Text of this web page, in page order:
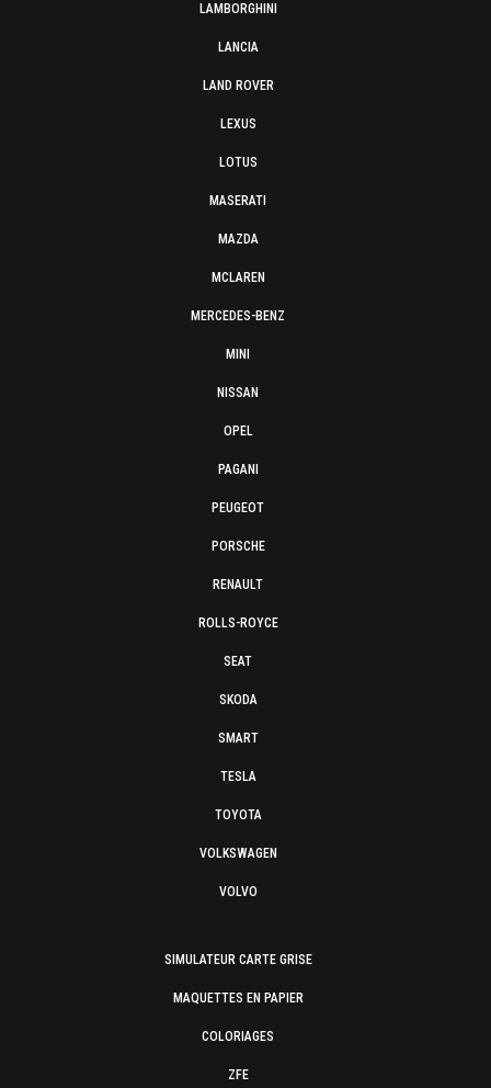
LAMBORGHINI
LANCIA
LAND ROVER
LEXUS
LOTUS
MASERATI
MAZDA
MCLAREN
MERCEDES-BENZ
MINI
NISSAN
OPEL
PAGANI
PEUGEOT
PORSCHE
RENAULT
ROLLS-ROYCE
SEAT
SKODA
SMART
TESLA
TOYOTA
VOLKSWAGEN
VOLVO
SIMULATEUR CARTE GRISE
MAQUETTES EN PAPIER
COLORIAGES
ZFE